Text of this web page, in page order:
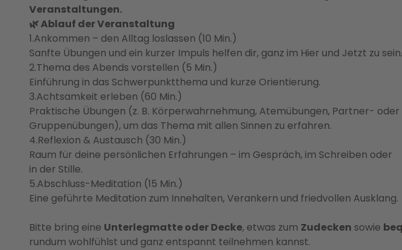
n
-
i
n
s
t
i
t
u
t
f
ü
r
z
k
ü
Veranstaltungen.
🌿 Ablauf der Veranstaltung
1.Ankommen – den Alltag loslassen (10 Min.)
Sanfte Übungen und ein kurzer Impuls helfen dir, ganz im Hier und Jetzt zu sein.
2.Thema des Abends vorstellen (5 Min.)
Einführung in das Schwerpunktthema und kurze Orientierung.
3.Achtsamkeit erleben (60 Min.)
Praktische Übungen (z. B. Körperwahrnehmung, Atemübungen, Partner- oder
Gruppenübungen), um das Thema mit allen Sinnen zu erfahren.
4.Reflexion & Austausch (30 Min.)
Raum für deine persönlichen Erfahrungen – im Gespräch, im Schreiben oder
in der Stille.
5.Abschluss-Meditation (15 Min.)
Eine geführte Meditation zum Innehalten, Verankern und friedvollen Ausklang.
Bitte bring eine Unterlegmatte oder Decke, etwas zum Zudecken sowie
rundum wohlfühlst und ganz entspannt teilnehmen kannst.